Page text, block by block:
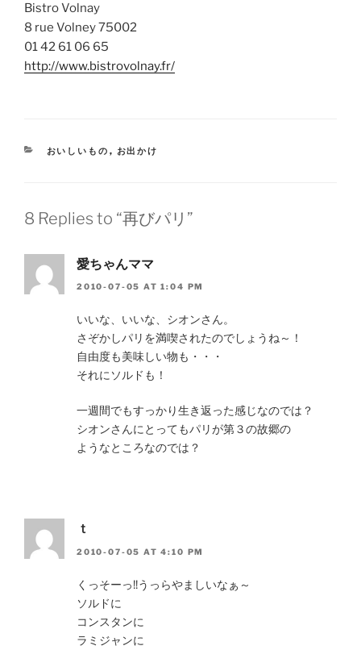
Bistro Volnay
8 rue Volney 75002
01 42 61 06 65
http://www.bistrovolnay.fr/
CATEGORIES
おいしいもの , お出かけ
8 Replies to “再びパリ”
愛ちゃんママ
2010-07-05 AT 1:04 PM
いいな、いいな、シオンさん。
さぞかしパリを満喫されたのでしょうね～！
自由度も美味しい物も・・・
それにソルドも！
一週間でもすっかり生き返った感じなのでは？
シオンさんにとってもパリが第３の故郷の
ようなところなのでは？
ｔ
2010-07-05 AT 4:10 PM
くっそーっ!!うっらやましいなぁ～
ソルドに
コンスタンに
ラミジャンに